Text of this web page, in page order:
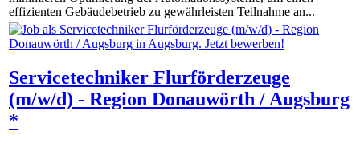
effizienten Gebäudebetrieb zu gewährleisten Teilnahme an...
Servicetechniker Flurförderzeuge
(m/w/d) - Region Donauwörth / Augsburg
*